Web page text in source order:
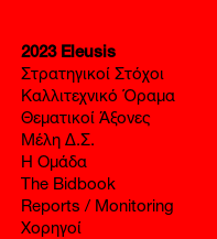
2023 Eleusis
Στρατηγικοί Στόχοι
Καλλιτεχνικό Όραμα
Θεματικοί Άξονες
Μέλη Δ.Σ.
Η Ομάδα
The Bidbook
Reports / Monitoring
Χορηγοί